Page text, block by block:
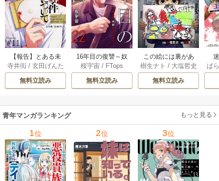
【報告】とある未
解決事件について 1
1巻
寺井衒/ 玄田げんた
無料立読み
16年目の復讐～奴
らを地獄に送るま
で 22巻
桜宇宙 / FTops
無料立読み
この絵には裏があ
る 6巻
樹生ナト / 大塩哲史
無料立読み
ぱ
青年マンガランキング もっと見る
1位 2位 3位